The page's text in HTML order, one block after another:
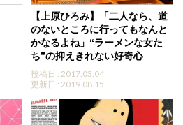
【上原ひろみ】「二人なら、道
のないところに行ってもなんと
かなるよね」“ラーメンな女た
ち”の抑えきれない好奇心
投稿日 : 2017.03.04
更新日 : 2019.08.15